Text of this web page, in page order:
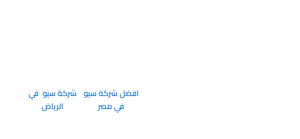
افضل شركة سيو
في مصر
شركة سيو في
الرياض